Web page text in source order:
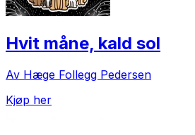
Hvit måne, kald sol
Av Hæge Follegg Pedersen
Kjøp her